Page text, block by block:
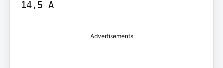
14,5 A
Advertisements